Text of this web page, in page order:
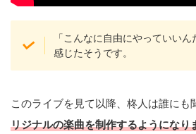
「こんなに自由にやっていい
感じたそうです。
このライブを見て以降、柊人は誰にも
リジナルの楽曲を制作するようになり